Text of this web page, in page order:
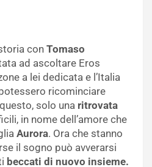
con Tomaso
ad ascoltare Eros
a lei dedicata e l’Italia
ricominciare
solo una ritrovata
in nome dell’amore che
Aurora. Ora che stanno
il sogno può avverarsi
beccati di nuovo insieme.